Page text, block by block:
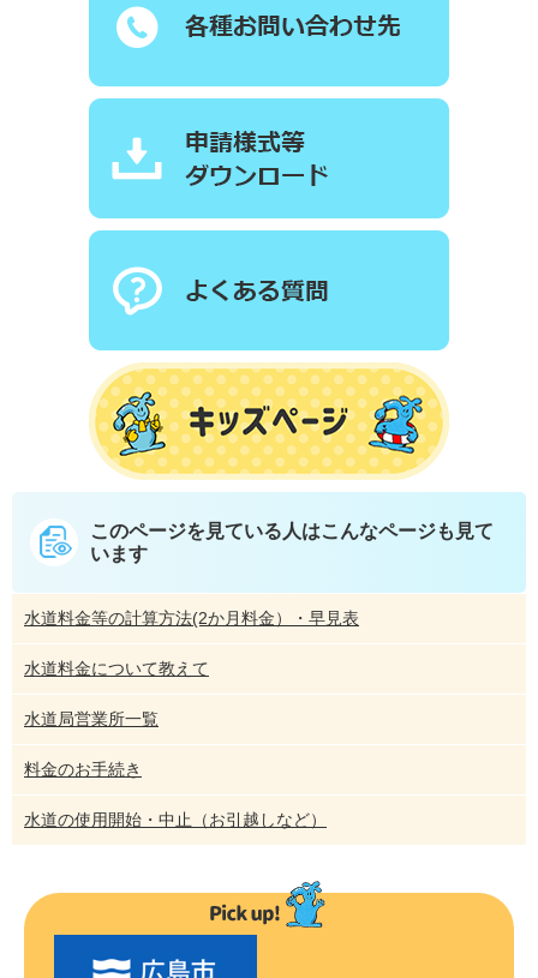
このページを見ている人はこんなページも見て
います
水道料金等の計算方法(2か月料金）・早見表
水道料金について教えて
水道局営業所一覧
料金のお手続き
水道の使用開始・中止（お引越しなど）